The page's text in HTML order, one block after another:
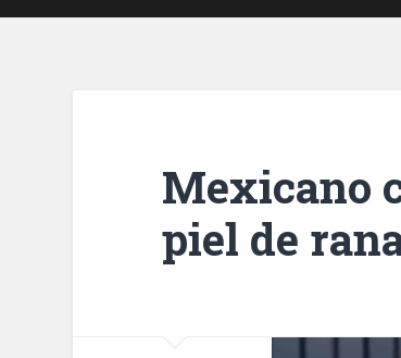
Mexicano
piel de